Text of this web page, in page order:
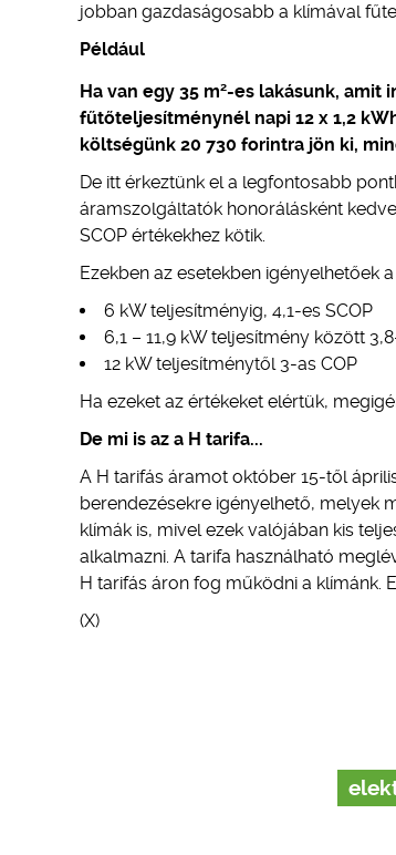
jobban gazdaságosabb a klímával
Például
Ha van egy 35 m2-es lakásunk, amit
fűtőteljesítménynél napi 12 x 1,2
költségünk 20 730 forintra jön ki,
De itt érkeztünk el a legfontosabb
áramszolgáltatók honorálásként
SCOP értékekhez kötik.
Ezekben az esetekben igényelhetőek
6 kW teljesítményig, 4,1-es SCOP
6,1 – 11,9 kW teljesítmény között
12 kW teljesítménytől 3-as COP
Ha ezeket az értékeket elértük,
De mi is az a H tarifa...
A H tarifás áramot október 15-től
berendezésekre igényelhető, melyek
klímák is, mivel ezek valójában kis
alkalmazni. A tarifa használható
H tarifás áron fog működni a klímánk.
(X)